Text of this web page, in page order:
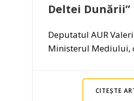
Deltei Dunării”
Deputatul AUR
Ministerul Mediului,
CITEȘTE